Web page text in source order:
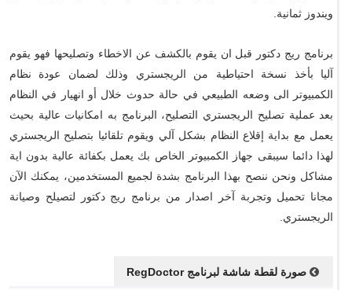
ويندوز ثمانية.
برنامج ريج دكتور قبل ان يقوم بالكشف عن الاخطاء وتصليحها فهو يقوم
آليا بأخذ نسخة احتياطية من الريجستري وذلك لضمان عودة نظام
الكمبيوتر الى وضعه الطبيعي في حالة حدوث خلال أو انهيار في النظام
بعد عملية تصليح الريجستري التصليح، البرنامج به امكانيات عالية بحيث
يعمل مع بداية إقلاع النظام بشكل آلي ويقوم تلقائيا بتصليح الريجستري
لهذا دائما سيبقى جهاز الكمبيوتر الخاص بك يعمل بكفائة عالية بدون اية
مشاكل ونحن ننصح بهذا البرنامج بشدة لجميع المستخدمين، يمكنك الآن
مجانا تحميل وتجربة آخر اصدار من برنامج ريج دكتور لتصيلح وصيانة
الريجستري.
صورة لقطة شاشة لبرنامج RegDoctor